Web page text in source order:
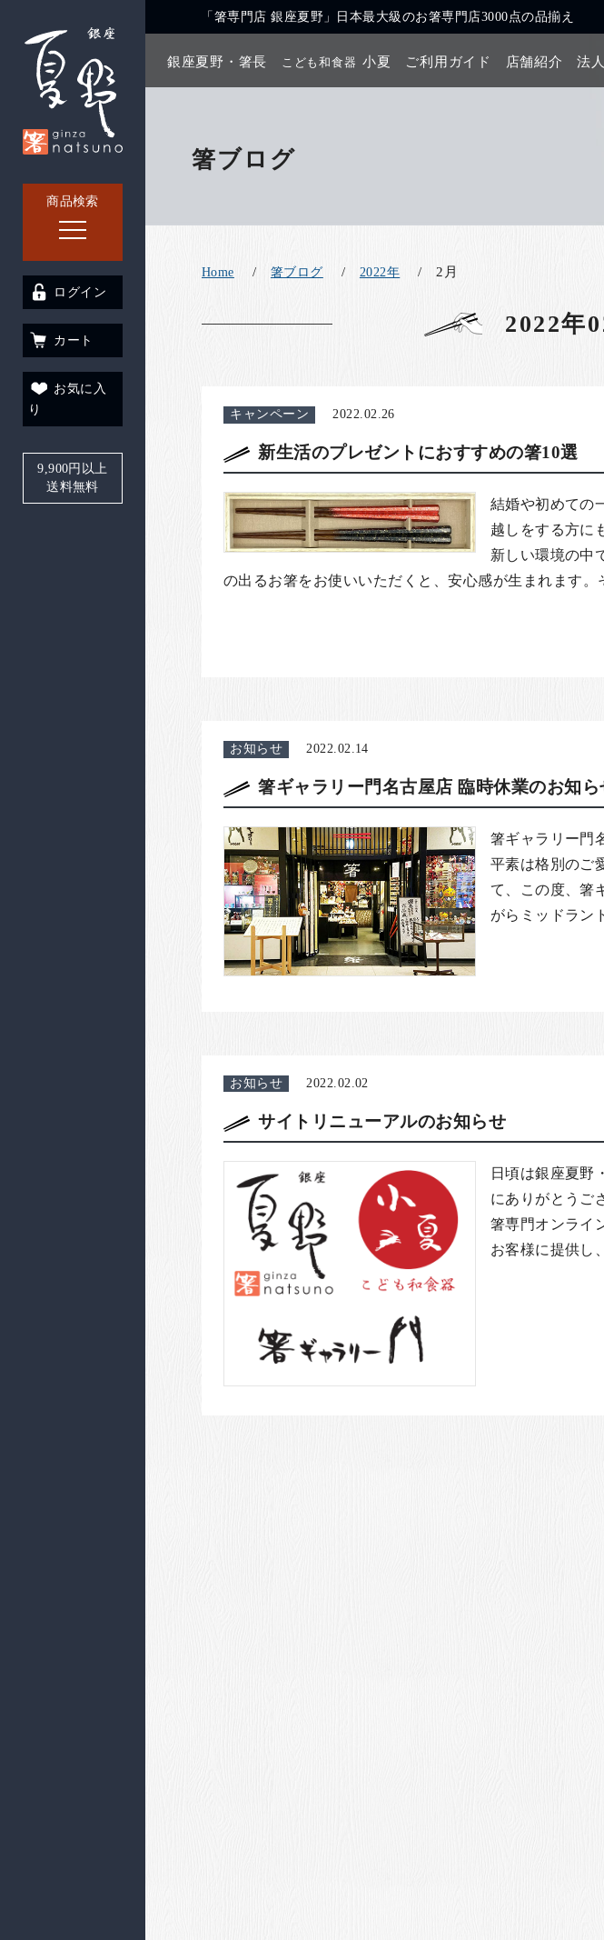
商品検索
「箸専門店 銀座夏野」日本最大級のお箸専門店3000点の品揃え
銀座夏野・箸長 こども和食器 小夏 ご利用ガイド 店舗紹介 法
ログイン
カート
お気に入
り
9,900円以上
送料無料
箸ブログ
Home 箸ブログ 2022年 2月
2022年
キャンペーン 2022.02.26
新生活のプレゼントにおすすめの箸10選
結婚や初めての
越しをする方に
新しい環境の中
の出るお箸をお使いいただくと、安心感が生まれます。
お知らせ 2022.02.14
箸ギャラリー門名古屋店 臨時休業のお知ら
箸ギャラリー門
平素は格別のご
て、この度、箸
がらミッドラン
お知らせ 2022.02.02
サイトリニューアルのお知らせ
日頃は銀座夏野
にありがとうご
箸専門オンライ
お客様に提供し